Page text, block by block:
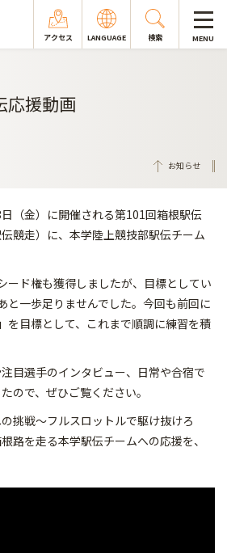
アクセス LANGUAGE 検索 MENU
応援動画
お知らせ
（金）に開催される第101回箱根駅伝
伝競走）に、本学陸上競技部駅伝チーム
ード権も獲得しましたが、目標としてい
と一歩足りませんでした。今回も前回に
を目標として、これまで順調に練習を積
目選手のインタビュー、日常や合宿で
ので、ぜひご覧ください。
挑戦～フルスロットルで駆け抜けろ
路を走る本学駅伝チームへの応援を、